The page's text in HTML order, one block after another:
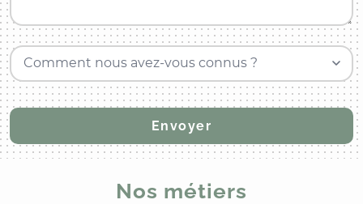
Comment nous avez-vous connus ?
Nos métiers